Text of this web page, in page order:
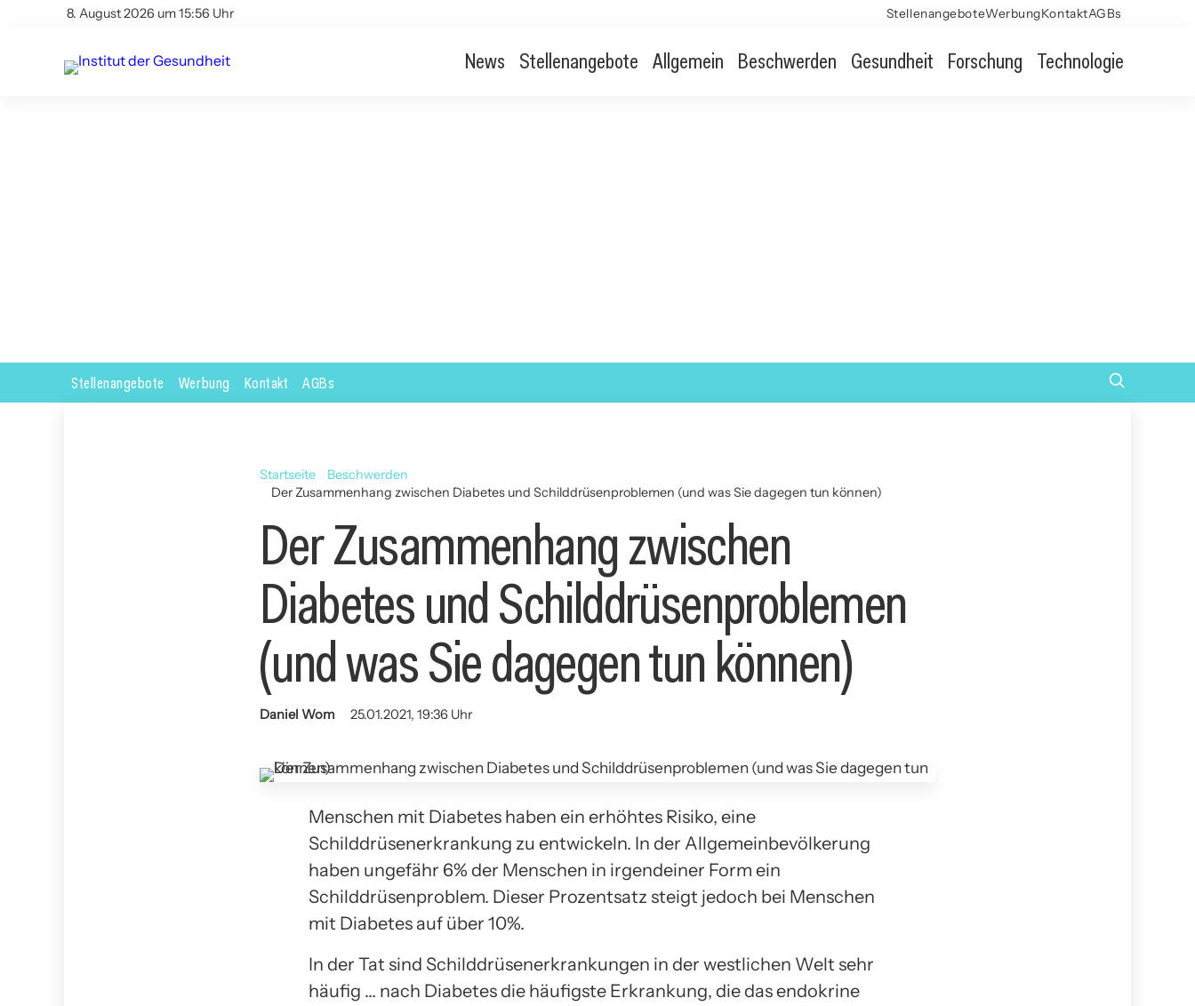
8. August 2026 um 15:56 Uhr StellenangeboteWerbungKontaktAGBs
News Stellenangebote Allgemein Beschwerden Gesundheit Forschung Technologie
Stellenangebote Werbung Kontakt AGBs
Startseite
Beschwerden
Der Zusammenhang zwischen Diabetes und Schilddrüsenproblemen (und was Sie dagegen tun können)
Der Zusammenhang zwischen
Diabetes und Schilddrüsenproblemen
(und was Sie dagegen tun können)
Daniel Wom 25.01.2021, 19:36 Uhr
Menschen mit Diabetes haben ein erhöhtes Risiko, eine
Schilddrüsenerkrankung zu entwickeln. In der Allgemeinbevölkerung
haben ungefähr 6% der Menschen in irgendeiner Form ein
Schilddrüsenproblem. Dieser Prozentsatz steigt jedoch bei Menschen
mit Diabetes auf über 10%.
In der Tat sind Schilddrüsenerkrankungen in der westlichen Welt sehr
häufig … nach Diabetes die häufigste Erkrankung, die das endokrine